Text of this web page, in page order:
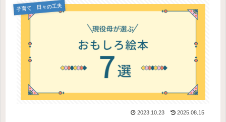
子育て 日々の工夫
2023.10.23 2025.08.15